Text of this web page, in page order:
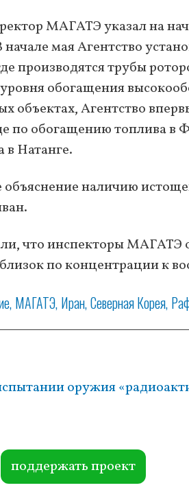
МАГАТЭ указал на
мая Агентство
производятся трубы
обогащения
объектах, Агентство
по обогащению топлива в
Натанге.
наличию
что инспекторы МАГАТЭ
по концентрации к
МАГАТЭ Иран Северная Корея
оружия
itte
r поддержать проект